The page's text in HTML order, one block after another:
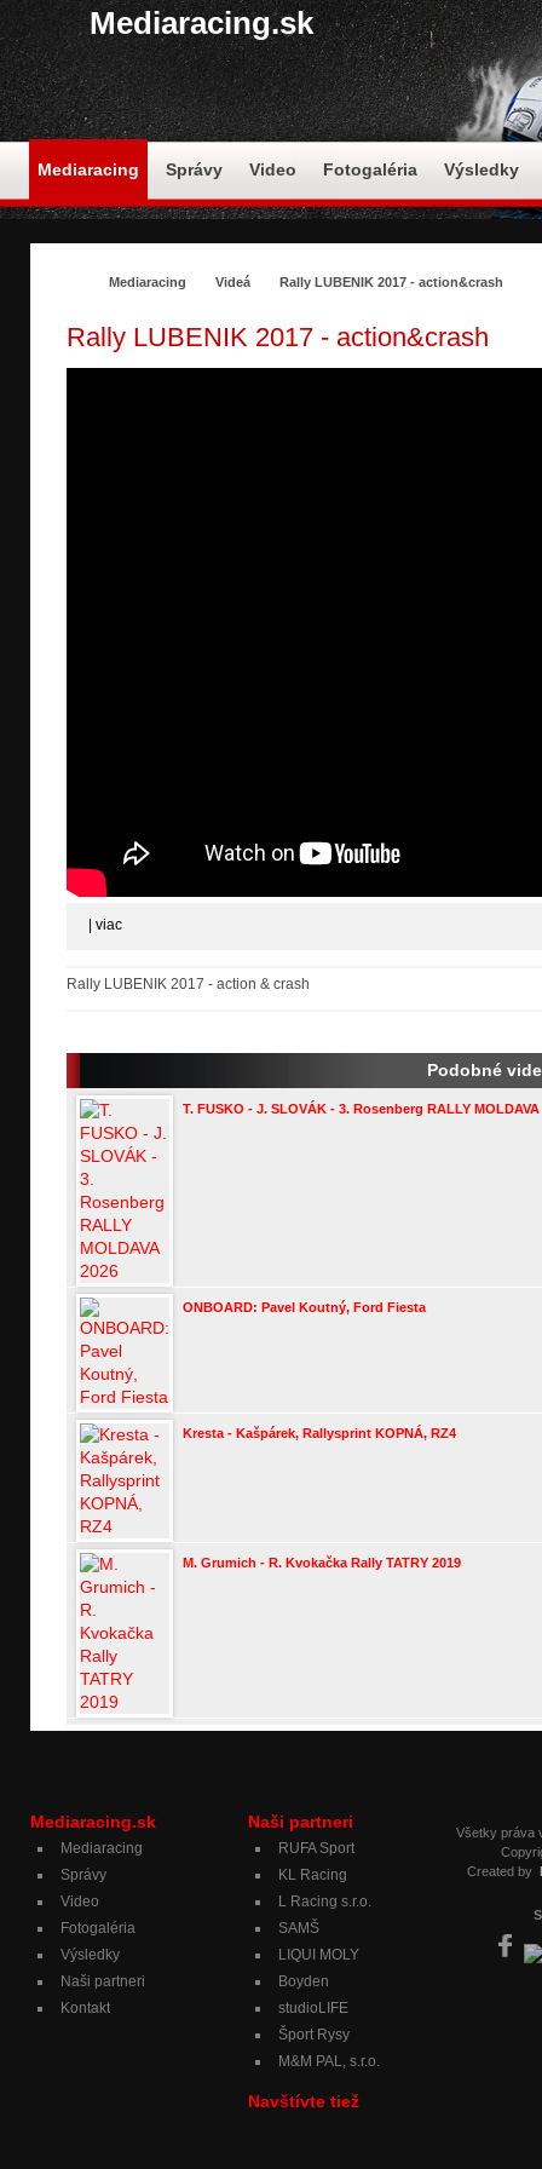
Mediaracing.sk
Mediaracing Správy Video Fotogaléria Výsledky
Mediaracing Videá Rally LUBENIK 2017 - action&crash
Rally LUBENIK 2017 - action&crash
viac
Rally LUBENIK 2017 - action & crash
Podobné
T. FUSKO - J. SLOVÁK - 3. Rosenberg RALLY MOLDAVA
ONBOARD: Pavel Koutný, Ford Fiesta
Kresta - Kašpárek, Rallysprint KOPNÁ, RZ4
M. Grumich - R. Kvokačka Rally TATRY 2019
Mediaracing.sk
Mediaracing
Správy
Video
Fotogaléria
Výsledky
Naši partneri
Kontakt
Všetky práva
Created by
Naši partneri
RUFA Sport
KL Racing
L Racing s.r.o.
SAMŠ
LIQUI MOLY
Boyden
studioLIFE
Šport Rysy
M&M PAL, s.r.o.
Navštívte tiež